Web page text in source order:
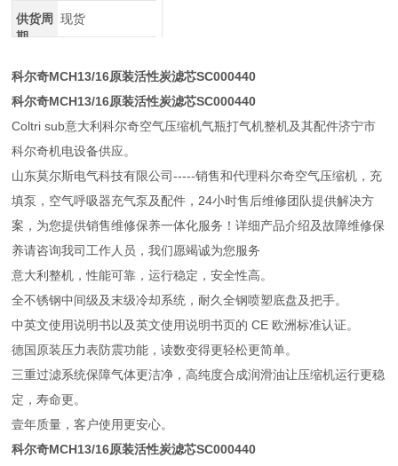
供货周
期
现货
科尔奇MCH13/16原装活性炭滤芯SC000440
科尔奇MCH13/16原装活性炭滤芯SC000440
Coltri sub意大利科尔奇空气压缩机气瓶打气机整机及其配件济宁市
科尔奇机电设备供应。
山东莫尔斯电气科技有限公司-----销售和代理科尔奇空气压缩机，充
填泵，空气呼吸器充气泵及配件，24小时售后维修团队提供解决方
案，为您提供销售维修保养一体化服务！详细产品介绍及故障维修保
养请咨询我司工作人员，我们愿竭诚为您服务
意大利整机，性能可靠，运行稳定，安全性高。
全不锈钢中间级及末级冷却系统，耐久全钢喷塑底盘及把手。
中英文使用说明书以及英文使用说明书页的 CE 欧洲标准认证。
德国原装压力表防震功能，读数变得更轻松更简单。
三重过滤系统保障气体更洁净，高纯度合成润滑油让压缩机运行更稳
定，寿命更。
壹年质量，客户使用更安心。
科尔奇MCH13/16原装活性炭滤芯SC000440